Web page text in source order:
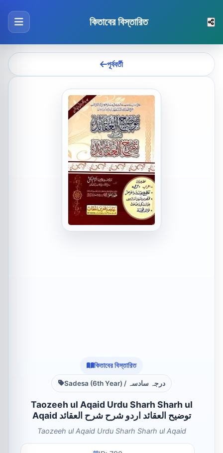
কিতাবের বিস্তারিত
পূর্ববর্তী
কিতাবের বিস্তারিত
Sadesa (6th Year) / درجہ سادسہ
Taozeeh ul Aqaid Urdu Sharh Sharh ul
Aqaid توضیح العقائد اردو شرح شرح العقائد
Taozeeh ul Aqaid Urdu Sharh Sharh ul Aqaid